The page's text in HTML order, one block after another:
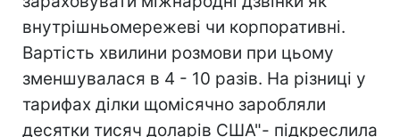
внутрішньомережеві чи корпоративні.
Вартість хвилини розмови при цьому
зменшувалася в 4 - 10 разів. На різниці у
тарифах ділки щомісячно заробляли
десятки тисяч доларів США"- пiдкреслила